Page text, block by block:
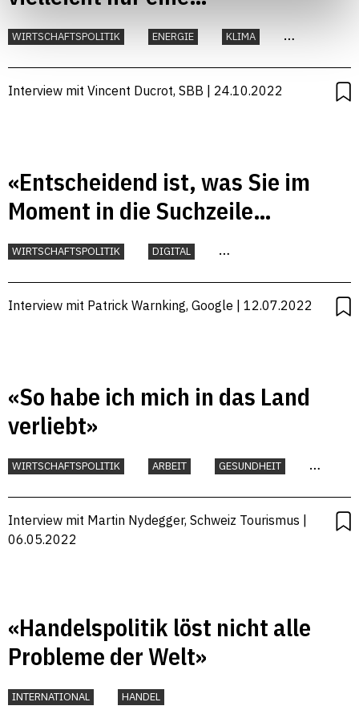
Übergangsphase»
WIRTSCHAFTSPOLITIK ENERGIE
KLIMA
Interview mit Vincent Ducrot, SBB | 24.10.2022
«Entscheidend ist, was Sie im
Moment in die Suchzeile
eintippen»
WIRTSCHAFTSPOLITIK
DIGITAL
Interview mit Patrick Warnking, Google | 12.07.2022
«So habe ich mich in das Land
verliebt»
WIRTSCHAFTSPOLITIK ARBEIT
GESUNDHEIT
Interview mit Martin Nydegger, Schweiz Tourismus |
06.05.2022
«Handelspolitik löst nicht alle
Probleme der Welt»
INTERNATIONAL HANDEL